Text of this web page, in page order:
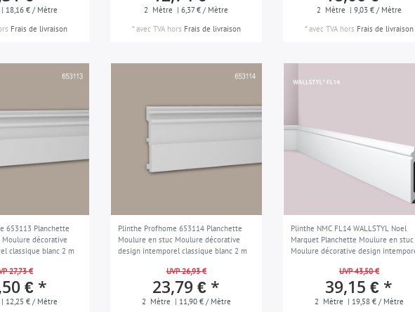
| 18,16 € / Mètre
Frais de livraison
2 Mètre | 6,37 € / Mètre
*avec TVAhors Frais de livraison
2 Mètre | 9,03 € / Mètre
*avec TVAhors Frais de livraison
653113 Planchette
décorative
classique blanc 2 m
27,73 €
€ *
| 12,25 € / Mètre
Plinthe Profhome 653114 Planchette
Moulure en stuc Moulure décorative
design intemporel classique blanc 2 m
UVP 26,93 €
23,79 € *
2 Mètre | 11,90 € / Mètre
Plinthe NMC FL14 WALLSTYL Noel
Marquet Planchette Moulure en stuc
Moulure décorative design
UVP 43,50 €
39,15 € *
2 Mètre | 19,58 € / Mètre